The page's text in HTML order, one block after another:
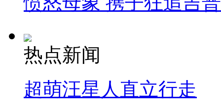
热点新闻
超萌汪星人直立行走